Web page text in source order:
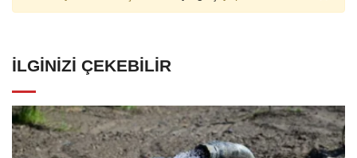
İLGINIZI ÇEKEBILIR